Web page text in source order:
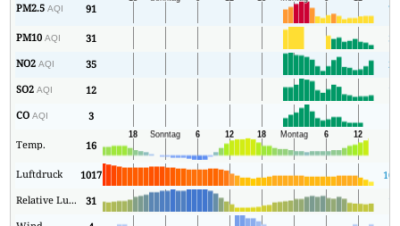
PM2.5AQI 91 74
PM10AQI 31
31
NO2AQI 35
23
SO2AQI 12
10
COAQI 3
Temp. 16
Luftdruck 1017
Relative Luftfeuchtigkeit
31
14